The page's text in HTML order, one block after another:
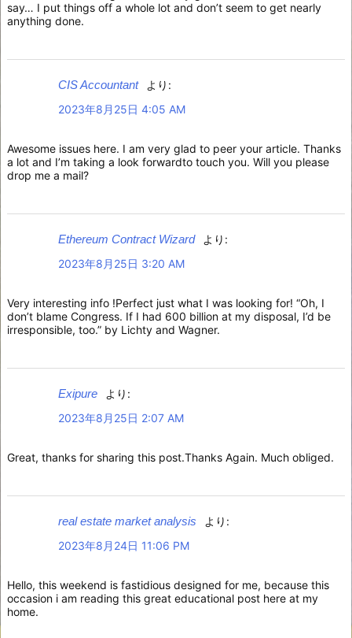
say… I put things off a whole lot and don’t seem to get nearly
anything done.
CIS Accountant
より:
2023年8月25日 4:05 AM
Awesome issues here. I am very glad to peer your article. Thanks
a lot and I’m taking a look forwardto touch you. Will you please
drop me a mail?
Ethereum Contract Wizard
より:
2023年8月25日 3:20 AM
Very interesting info !Perfect just what I was looking for! “Oh, I
don’t blame Congress. If I had 600 billion at my disposal, I’d be
irresponsible, too.” by Lichty and Wagner.
Exipure
より:
2023年8月25日 2:07 AM
Great, thanks for sharing this post.Thanks Again. Much obliged.
real estate market analysis
より:
2023年8月24日 11:06 PM
Hello, this weekend is fastidious designed for me, because this
occasion i am reading this great educational post here at my
home.